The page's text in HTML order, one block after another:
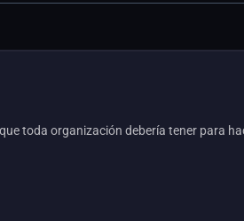
toda organización debería tener para